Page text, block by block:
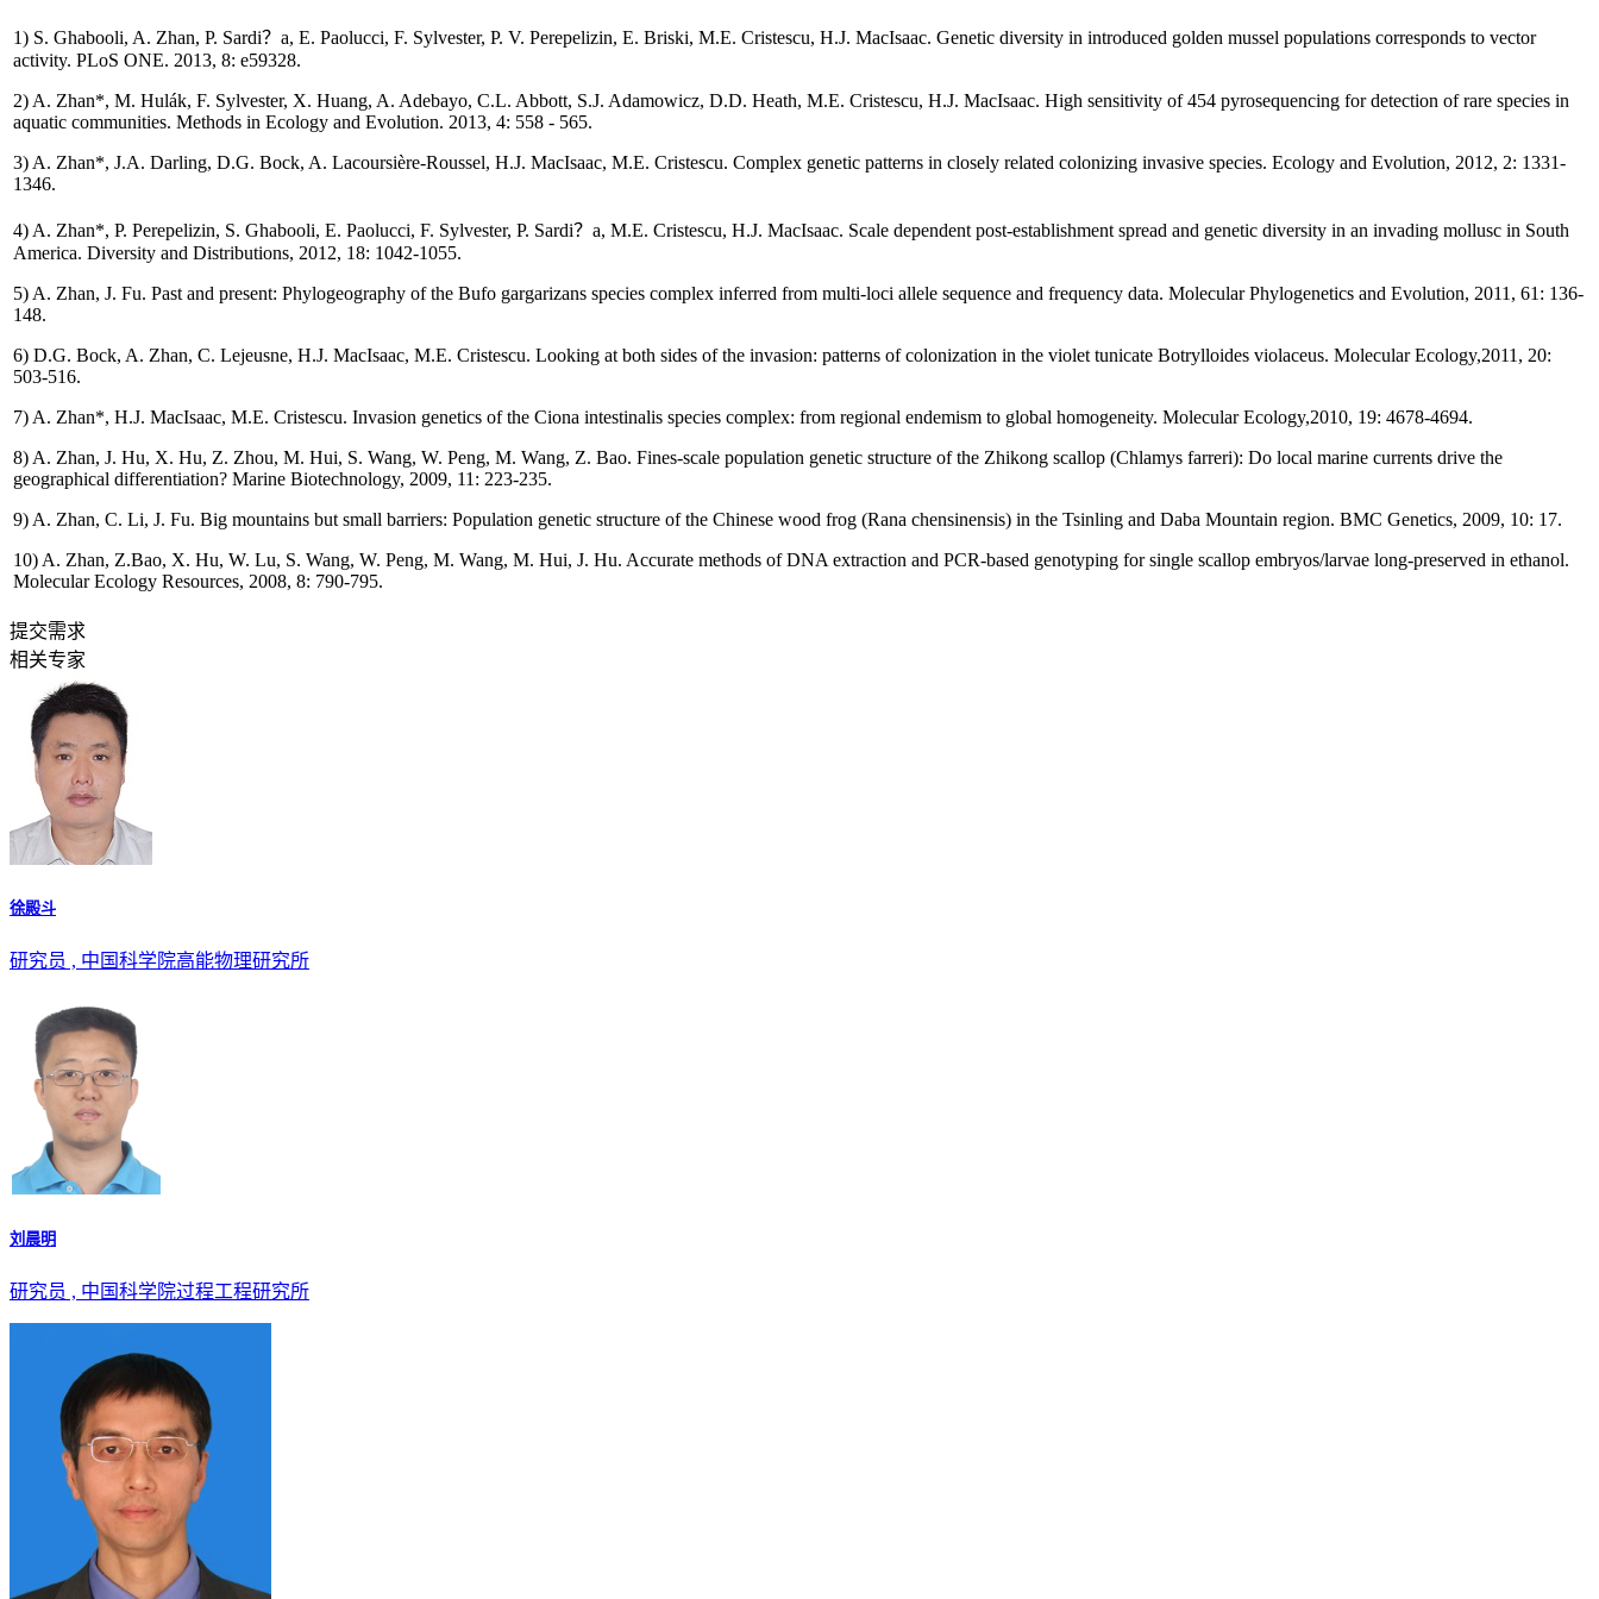
1) S. Ghabooli, A. Zhan, P. Sardi？a, E. Paolucci, F. Sylvester, P. V. Perepelizin, E. Briski, M.E. Cristescu, H.J. MacIsaac. Genetic diversity in introduced golden mussel populations corresponds to vector
activity. PLoS ONE. 2013, 8: e59328.
2) A. Zhan*, M. Hulák, F. Sylvester, X. Huang, A. Adebayo, C.L. Abbott, S.J. Adamowicz, D.D. Heath, M.E. Cristescu, H.J. MacIsaac. High sensitivity of 454 pyrosequencing for detection of rare species in
aquatic communities. Methods in Ecology and Evolution. 2013, 4: 558 - 565.
3) A. Zhan*, J.A. Darling, D.G. Bock, A. Lacoursière-Roussel, H.J. MacIsaac, M.E. Cristescu. Complex genetic patterns in closely related colonizing invasive species. Ecology and Evolution, 2012, 2: 1331-
1346.
4) A. Zhan*, P. Perepelizin, S. Ghabooli, E. Paolucci, F. Sylvester, P. Sardi？a, M.E. Cristescu, H.J. MacIsaac. Scale dependent post-establishment spread and genetic diversity in an invading mollusc in South
America. Diversity and Distributions, 2012, 18: 1042-1055.
5) A. Zhan, J. Fu. Past and present: Phylogeography of the Bufo gargarizans species complex inferred from multi-loci allele sequence and frequency data. Molecular Phylogenetics and Evolution, 2011, 61: 136-
148.
6) D.G. Bock, A. Zhan, C. Lejeusne, H.J. MacIsaac, M.E. Cristescu. Looking at both sides of the invasion: patterns of colonization in the violet tunicate Botrylloides violaceus. Molecular Ecology,2011, 20:
503-516.
7) A. Zhan*, H.J. MacIsaac, M.E. Cristescu. Invasion genetics of the Ciona intestinalis species complex: from regional endemism to global homogeneity. Molecular Ecology,2010, 19: 4678-4694.
8) A. Zhan, J. Hu, X. Hu, Z. Zhou, M. Hui, S. Wang, W. Peng, M. Wang, Z. Bao. Fines-scale population genetic structure of the Zhikong scallop (Chlamys farreri): Do local marine currents drive the
geographical differentiation? Marine Biotechnology, 2009, 11: 223-235.
9) A. Zhan, C. Li, J. Fu. Big mountains but small barriers: Population genetic structure of the Chinese wood frog (Rana chensinensis) in the Tsinling and Daba Mountain region. BMC Genetics, 2009, 10: 17.
10) A. Zhan, Z.Bao, X. Hu, W. Lu, S. Wang, W. Peng, M. Wang, M. Hui, J. Hu. Accurate methods of DNA extraction and PCR-based genotyping for single scallop embryos/larvae long-preserved in ethanol.
Molecular Ecology Resources, 2008, 8: 790-795.
提交需求
相关专家
徐殿斗
研究员 , 中国科学院高能物理研究所
刘晨明
研究员 , 中国科学院过程工程研究所